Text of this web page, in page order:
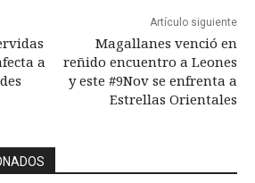
a
Artículo siguiente
Magallanes venció en
reñido encuentro a Leones
y este #9Nov se enfrenta a
Estrellas Orientales